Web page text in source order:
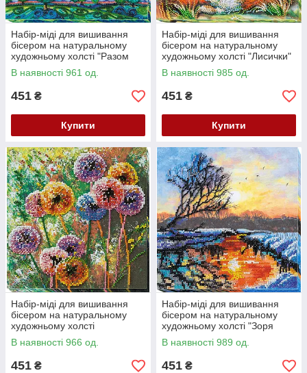
Набір-міді для вишивання
бісером на натуральному
художньому холсті "Разом
назавжди" Абрис Арт AMB-
015
В наявності 961 од.
451 ₴
Купити
Набір-міді для вишивання
бісером на натуральному
художньому холсті "Лисички"
Абрис Арт AMB-016
В наявності 985 од.
451 ₴
Купити
Набір-міді для вишивання
бісером на натуральному
художньому холсті
"Різнокольорові кулі" Абрис
Арт AMB-017
В наявності 966 од.
451 ₴
Набір-міді для вишивання
бісером на натуральному
художньому холсті "Зоря
вечірня " Абрис Арт AMB-018
В наявності 989 од.
451 ₴